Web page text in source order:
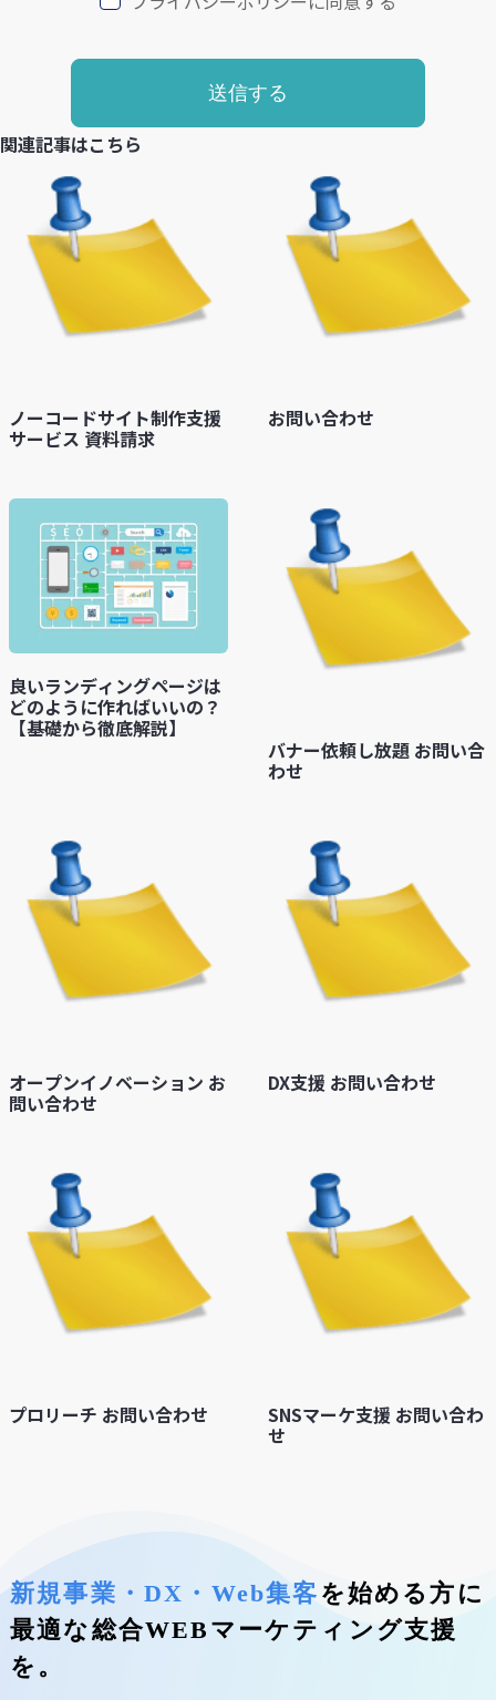
関連記事はこちら
ノーコードサイト制作支援
サービス 資料請求
お問い合わせ
良いランディングページは
どのように作ればいいの？
【基礎から徹底解説】
バナー依頼し放題 お問い合
わせ
オープンイノベーション お
問い合わせ
DX支援 お問い合わせ
プロリーチ お問い合わせ SNSマーケ支援 お問い合わ
せ
新規事業・DX・Web集客 を始める方に
最適な総合WEBマーケティング支援
を。